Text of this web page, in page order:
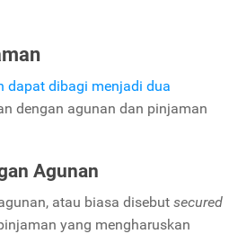
dapat dibagi menjadi dua
dengan agunan dan pinjaman
Agunan
atau biasa disebut secured
yang mengharuskan